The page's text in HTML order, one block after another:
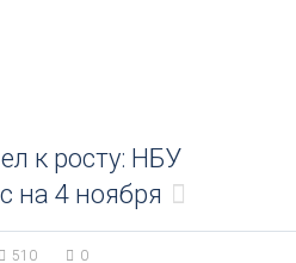
к росту: НБУ
на 4 ноября
510 0